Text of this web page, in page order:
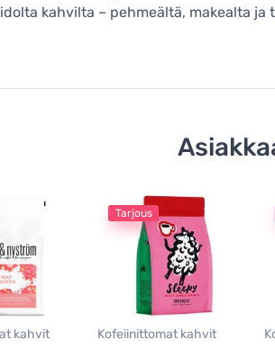
kahvilta – pehmeältä, makealta ja
kahvit
Tarjous
Kofeiinittomat kahvit